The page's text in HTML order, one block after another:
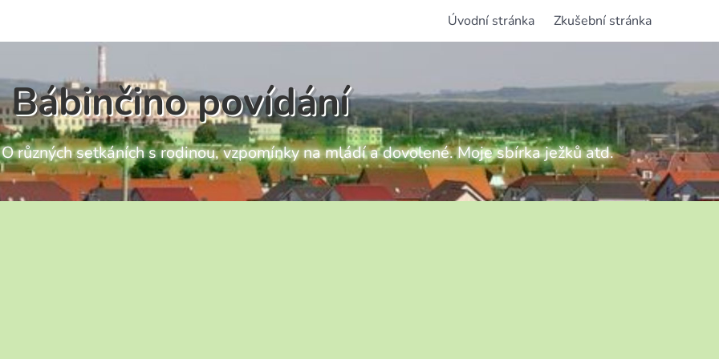
Úvodní stránka Zkušební stránka
Bábinčino povídání
různých setkáních s rodinou, vzpomínky na mládí a dovolené. Moje sbírka ježků atd.